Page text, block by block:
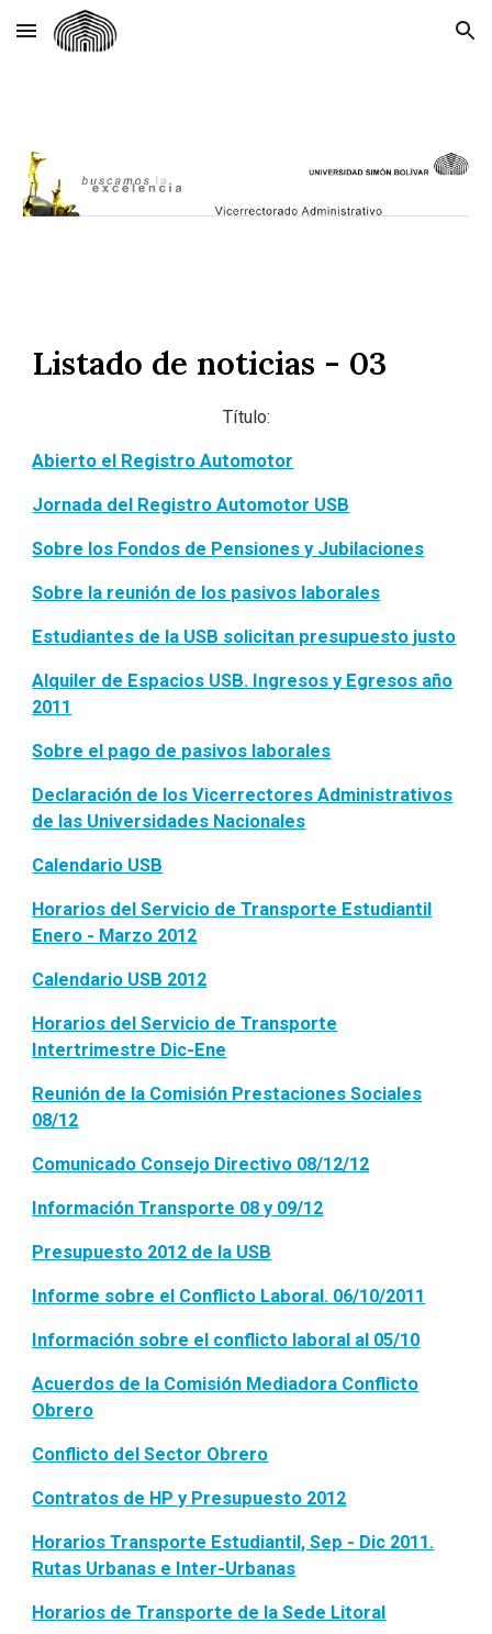
Skip to main content Skip to navigation
Listado de noticias - 03
Título:
Abierto el Registro Automotor
Jornada del Registro Automotor USB
Sobre los Fondos de Pensiones y Jubilaciones
Sobre la reunión de los pasivos laborales
Estudiantes de la USB solicitan presupuesto justo
Alquiler de Espacios USB. Ingresos y Egresos año
2011
Sobre el pago de pasivos laborales
Declaración de los Vicerrectores Administrativos
de las Universidades Nacionales
Calendario USB
Horarios del Servicio de Transporte Estudiantil
Enero - Marzo 2012
Calendario USB 2012
Horarios del Servicio de Transporte
Intertrimestre Dic-Ene
Reunión de la Comisión Prestaciones Sociales
08/12
Comunicado Consejo Directivo 08/12/12
Información Transporte 08 y 09/12
Presupuesto 2012 de la USB
Informe sobre el Conflicto Laboral. 06/10/2011
Información sobre el conflicto laboral al 05/10
Acuerdos de la Comisión Mediadora Conflicto
Obrero
Conflicto del Sector Obrero
Contratos de HP y Presupuesto 2012
Horarios Transporte Estudiantil, Sep - Dic 2011.
Rutas Urbanas e Inter-Urbanas
Horarios de Transporte de la Sede Litoral